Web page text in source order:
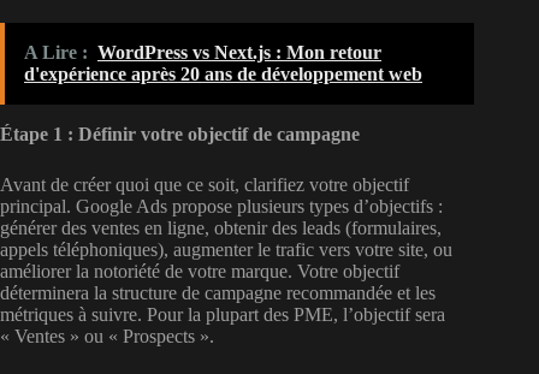
A Lire : WordPress vs Next.js : Mon retour
d'expérience après 20 ans de développement web
Étape 1 : Définir votre objectif de campagne
Avant de créer quoi que ce soit, clarifiez votre objectif
principal. Google Ads propose plusieurs types d’objectifs :
générer des ventes en ligne, obtenir des leads (formulaires,
appels téléphoniques), augmenter le trafic vers votre site, ou
améliorer la notoriété de votre marque. Votre objectif
déterminera la structure de campagne recommandée et les
métriques à suivre. Pour la plupart des PME, l’objectif sera
« Ventes » ou « Prospects ».